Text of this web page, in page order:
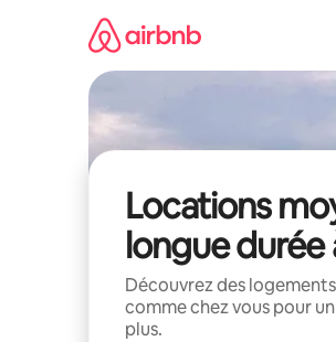
Locations
longue durée
Découvrez des
comme chez vous pour
plus.